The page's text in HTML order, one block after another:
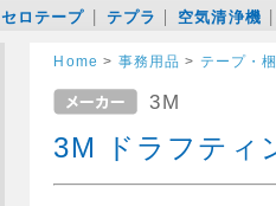
セロテープ テプラ 空気清浄機
Home > 事務用品 > テープ・
3M
3M ドラフテ